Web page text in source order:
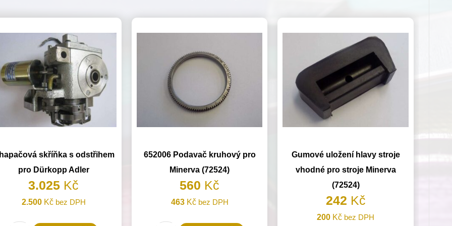
skříňka s odstřihem
pro Dürkopp Adler
3.025 Kč
2.500 Kčbez DPH
652006 Podavač kruhový pro
Minerva (72524)
560 Kč
463 Kčbez DPH
Gumové uložení hlavy stroje
vhodné pro stroje Minerva
(72524)
242 Kč
200 Kč bez DPH